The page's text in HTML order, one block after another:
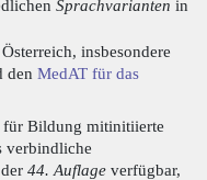
Sprachvarianten in
insbesondere
den MedAT für das
für Bildung mitinitiierte
verbindliche
44. Auflage verfügbar,